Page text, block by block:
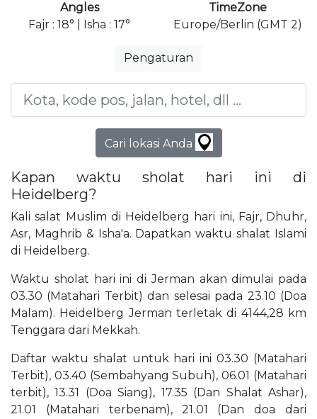
Angles
Fajr : 18° | Isha : 17°
TimeZone
Europe/Berlin (GMT 2)
Pengaturan
Cari lokasi Anda
Kapan waktu sholat hari ini di
Heidelberg?
Kali salat Muslim di Heidelberg hari ini, Fajr, Dhuhr,
Asr, Maghrib & Isha'a. Dapatkan waktu shalat Islami
di Heidelberg.
Waktu sholat hari ini di Jerman akan dimulai pada
03.30 (Matahari Terbit) dan selesai pada 23.10 (Doa
Malam). Heidelberg Jerman terletak di 4144,28 km
Tenggara dari Mekkah.
Daftar waktu shalat untuk hari ini 03.30 (Matahari
Terbit), 03.40 (Sembahyang Subuh), 06.01 (Matahari
terbit), 13.31 (Doa Siang), 17.35 (Dan Shalat Ashar),
21.01 (Matahari terbenam), 21.01 (Dan doa dari